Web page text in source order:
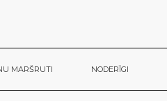
MARŠRUTI NODERĪGI